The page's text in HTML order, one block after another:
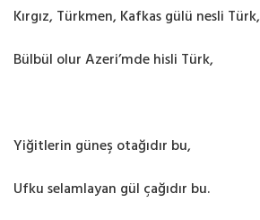
Kırgız, Türkmen, Kafkas gülü nesli Türk,
Bülbül olur Azeri’mde hisli Türk,
Yiğitlerin güneş otağıdır bu,
Ufku selamlayan gül çağıdır bu.